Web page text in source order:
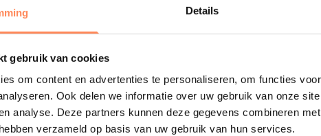
Details
gebruik van cookies
om content en advertenties te personaliseren, om functies
Ook delen we informatie over uw gebruik van onze
analyse. Deze partners kunnen deze gegevens combineren
verzameld op basis van uw gebruik van hun services.
Uitgelicht